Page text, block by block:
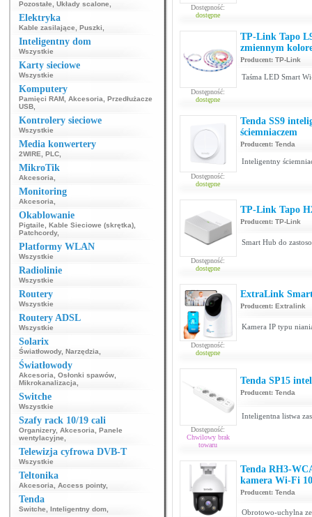
Pozostałe Układy scalone
Elektryka
Kable zasilające Puszki
Inteligentny dom
Wszystkie
Karty sieciowe
Wszystkie
Komputery
Pamięci RAM Akcesoria
Przedłużacze
USB
Kontrolery sieciowe
Wszystkie
Media konwertery
2WIRE PLC
MikroTik
Akcesoria
Monitoring
Akcesoria
Okablowanie
Pigtaile Kable Sieciowe (skrętka)
Patchcordy,
Platformy WLAN
Wszystkie
Radiolinie
Wszystkie
Routery
Wszystkie
Routery ADSL
Wszystkie
Solarix
Światłowody, Narzędzia
Światłowody
Akcesoria Osłonki spawów
Mikrokanalizacja
Switche
Wszystkie
Szafy rack 10/19 cali
Organizery, Akcesoria
Panele
wentylacyjne
Telewizja cyfrowa DVB-T
Wszystkie
Teltonika
Akcesoria Access pointy,
Tenda
Switche Inteligentny dom
Dostępność:
dostępne
Dostępność:
dostępne
TP-Link Tapo
zmiennym
Producent: TP-Link
Taśma LED Smart
Dostępność:
dostępne
Tenda SS9
ściemniaczem
Producent: Tenda
Inteligentny
Dostępność:
dostępne
TP-Link Tapo
Producent: TP-Link
Smart Hub do
Dostępność:
dostępne
ExtraLink
Producent: Extralink
Kamera IP typu
Dostępność:
Chwilowy brak
towaru
Tenda SP15
Producent: Tenda
Inteligentna listwa
Tenda RH3-
kamera Wi-Fi
Producent: Tenda
Obrotowo-uchylna